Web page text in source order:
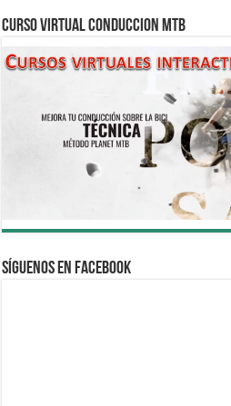
CURSO VIRTUAL CONDUCCION MTB
Síguenos en Facebook